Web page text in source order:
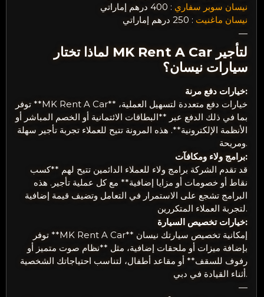
نيسان سوبر سفاري : 400 درهم إماراتي
نيسان ماغنيت : 250 درهم إماراتي
—
لماذا تختار MK Rent A Car لتأجير
سيارات نيسان؟
خيارات دفع مرنة:
توفر **MK Rent A Car** خيارات دفع متعددة لتسهيل العملية،
بما في ذلك الدفع عبر **البطاقات الائتمانية أو الخصم المباشر أو
الأنظمة الإلكترونية**. هذه المرونة تتيح للعملاء تجربة تأجير سهلة
ومريحة.
برامج ولاء ومكافآت:
قد تقدم الشركة برامج ولاء للعملاء الدائمين تتيح لهم **كسب
نقاط أو خصومات أو مزايا إضافية** مع كل عملية تأجير. هذه
البرامج تشجع على الاستمرار في التعامل وتضيف قيمة إضافية
لتجربة العملاء المتكررين.
خيارات تخصيص السيارة:
توفر **MK Rent A Car** إمكانية تخصيص سيارتك نيسان
بإضافة ميزات أو ملحقات إضافية، مثل **نظام صوت متميز أو
رفوف للسقف** أو مقاعد أطفال، لتناسب احتياجاتك الشخصية
أثناء القيادة في دبي.
—